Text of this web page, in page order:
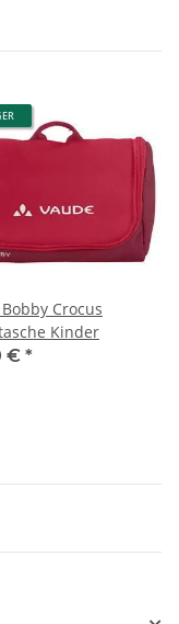
Crocus
Kinder
€ *